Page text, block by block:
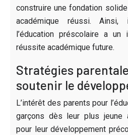
construire une fondation
académique réussi.
l’éducation préscolaire a
réussite académique future.
Stratégies
soutenir le
L’intérêt des parents pour
garçons dès leur plus jeune
pour leur développement